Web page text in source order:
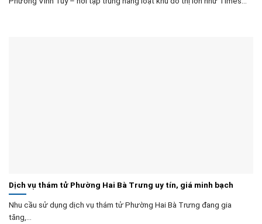
Dịch vụ thám tử Phường Hai Bà Trưng uy tín, giá minh bạch
Nhu cầu sử dụng dịch vụ thám tử Phường Hai Bà Trưng đang gia
tăng,...